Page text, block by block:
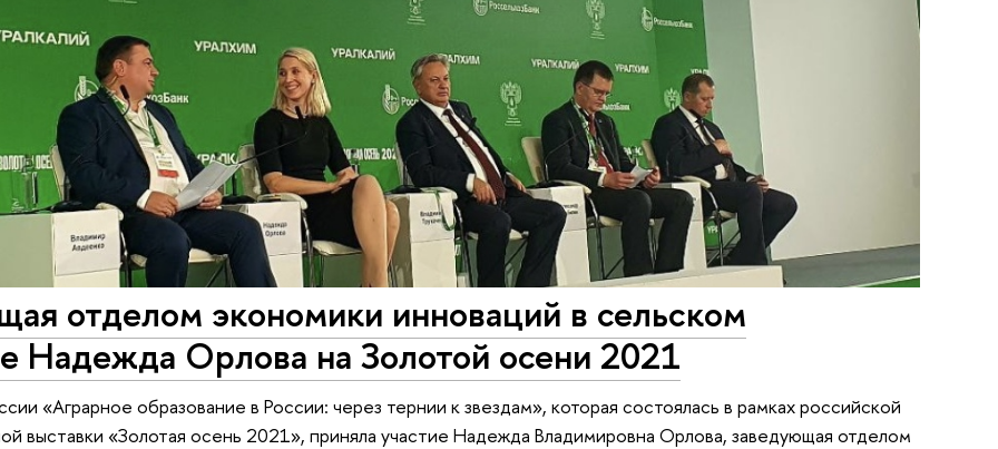
отделом экономики инноваций в сельском
Надежда Орлова на Золотой осени 2021
«Аграрное образование в России: через тернии к звездам», которая состоялась в рамках российской
выставки «Золотая осень 2021», приняла участие Надежда Владимировна Орлова, заведующая отделом